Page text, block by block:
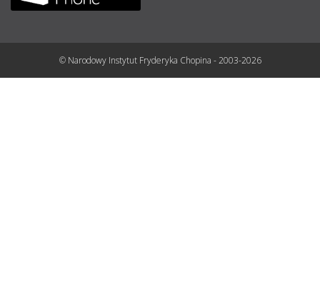
© Narodowy Instytut Fryderyka Chopina - 2003-2026